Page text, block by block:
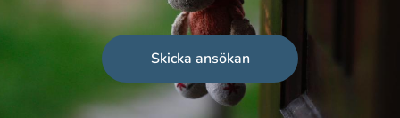
Skicka ansökan